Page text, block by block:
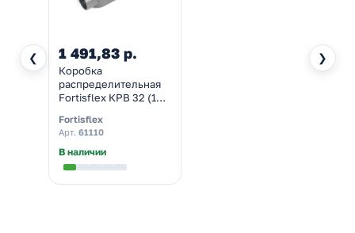
❮ ❯
1 491,83 р.
Коробка
распределительная
Fortisflex КРВ 32 (1
металлорукава IP65
серая
Fortisflex
Арт. 61110
В наличии